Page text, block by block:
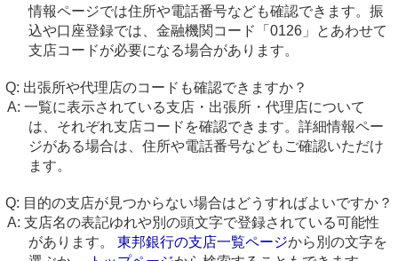
情報ページでは住所や電話番号なども確認できます。振
込や口座登録では、金融機関コード「0126」とあわせて
支店コードが必要になる場合があります。
出張所や代理店のコードも確認できますか？
一覧に表示されている支店・出張所・代理店について
は、それぞれ支店コードを確認できます。詳細情報ペー
ジがある場合は、住所や電話番号などもご確認いただけ
ます。
目的の支店が見つからない場合はどうすればよいですか？
支店名の表記ゆれや別の頭文字で登録されている可能性
があります。 東邦銀行の支店一覧ページから別の文字を